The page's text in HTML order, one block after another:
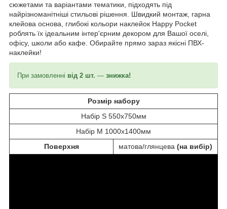
сюжетами та варіантами тематики, підходять під
найрізноманітніші стильові рішення. Швидкий монтаж, гарна
клейова основа, глибокі кольори наклейок Happy Pocket
роблять їх ідеальним інтер'єрним декором для Вашої оселі,
офісу, школи або кафе. Обирайте прямо зараз якісні ПВХ-
наклейки!
При замовленні від 2 шт. — знижка!
Розмір набору
Набір S 550х750мм
Набір M 1000х1400мм
Поверхня
матова/глянцева (на вибір)